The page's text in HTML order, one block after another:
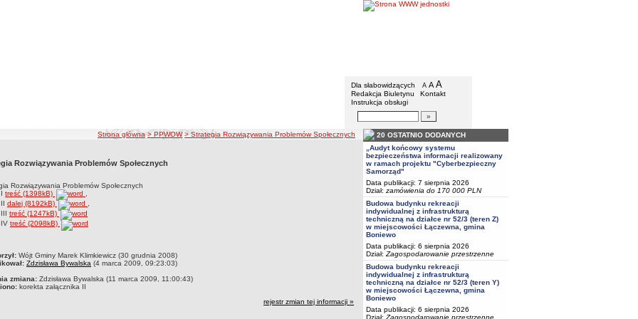
Urząd Gminy w Boniewie
Menu dodatkowe
Dla słabowidzących A pomniejsz czcionkę
A standardowy rozmiar czcionki
A
Redakcja Biuletynu
Kontakt
Instrukcja obsługi
Wyszukiwarka artykułów
ścieżka nawigacji
Strona główna > PPWOW > Strategia Rozwiązywania Problemów Społecznych
Rozwiązywania Problemów Społecznych
Rozwiązywania Problemów Społecznych
treść (1398kB)
,
dalej (8192kB)
,
treść (1247kB)
treść (2098kB)
Wójt Gminy Marek Klimkiewicz (30 grudnia 2008)
Zdzisława Bywalska (4 marca 2009, 09:23:03)
zmiana: Zdzisława Bywalska (11 marca 2009, 11:00:43)
korekta załącznika II
rejestr zmian tej informacji »
20 OSTATNIO DODANYCH
„Audyt końcowy systemu
bezpieczeństwa informacji realizowany
w ramach projektu "Cyberbezpieczny
Samorząd"
Data publikacji: 7 sierpnia 2026
Dział: zamówienia do 170 000 PLN
Budowa budynku rekreacji
indywidualnej z infrastrukturą
techniczną na działce nr 52/3 (teren Z)
w miejscowości Łączewna, gmina
Boniewo
Data publikacji: 6 sierpnia 2026
Dział: Zagospodarowanie przestrzenne
Budowa budynku rekreacji
indywidualnej z infrastrukturą
techniczną na działce nr 52/3 (teren Y)
w miejscowości Łączewna, gmina
Boniewo
Data publikacji: 6 sierpnia 2026
Dział: Zagospodarowanie przestrzenne